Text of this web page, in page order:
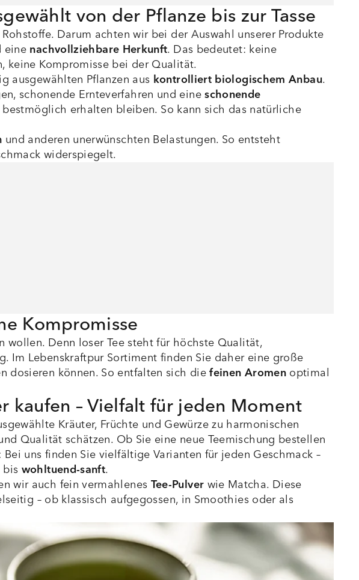
von der Pflanze bis zur Tasse
Darum achten wir bei der Auswahl unserer Produkte
nachvollziehbare Herkunft. Das bedeutet: keine
keine Kompromisse bei der Qualität.
ausgewählten Pflanzen aus kontrolliert biologischem Anbau.
schonende Ernteverfahren und eineschonende
erhalten bleiben. So kann sich das natürliche
und anderen unerwünschten Belastungen. So entsteht
widerspiegelt.
Kompromisse
wollen. Denn loser Tee steht für höchste Qualität,
Lebenskraftpur Sortiment finden Sie daher eine große
dosieren können. So entfalten sich diefeinen Aromenoptimal
kaufen – Vielfalt für jeden Moment
Kräuter, Früchte und Gewürze zu harmonischen
Qualität schätzen. Ob Sie eine neue Teemischung bestellen
uns finden Sie vielfältige Varianten für jeden Geschmack –
biswohltuend-sanft.
wir auch fein vermahlenesTee-Pulverwie Matcha. Diese
– ob klassisch aufgegossen, in Smoothies oder als